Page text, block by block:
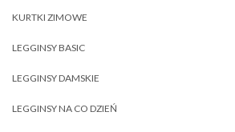
KURTKI ZIMOWE
LEGGINSY BASIC
LEGGINSY DAMSKIE
LEGGINSY NA CO DZIEŃ